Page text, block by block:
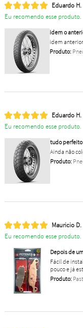
Eduardo H.
Eu recomendo esse produto.
idem o
idem anterior
Produto:
Eduardo H.
Eu recomendo esse produto.
tudo
Ainda não
Produto:
Mauricio D.
Eu recomendo esse produto.
Depois de
Fácil de
pouco e já
Produto: